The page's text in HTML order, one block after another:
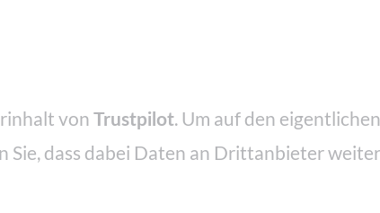
vonTrustpilot. Um auf den
Sie, dass dabei Daten an Drittanbieter